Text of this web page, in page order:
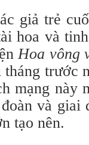
giả trẻ
hoa và
Hoa vông
trước
mạng này
và giai
tạo nên.